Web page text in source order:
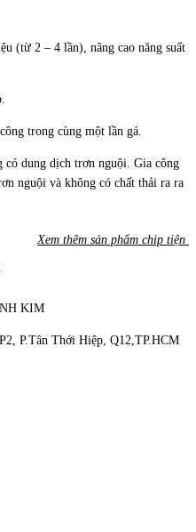
(từ 2 – 4 lần), nâng cao năng suất
trong cùng một lần gá.
có dung dịch trơn nguội. Gia công
nguội và không có chất thải ra ra
Xem thêm sản phẩm chip tiện
KIM
P.Tân Thới Hiệp, Q12,TP.HCM